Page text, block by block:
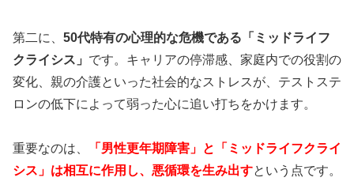
第二に、 50代特有の心理的な危機である「ミッドライフ
クライシス」 です。キャリアの停滞感、家庭内での役割の
変化、親の介護といった社会的なストレスが、テストステ
ロンの低下によって弱った心に追い打ちをかけます。
重要なのは、
「男性更年期障害」と「ミッドライフクライ
シス」は相互に作用し、悪循環を生み出すという点です。